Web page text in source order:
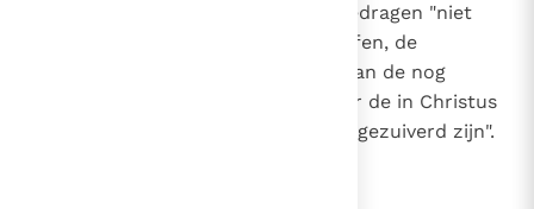
Heer en de apostelen, altijd opgedragen "niet
slechts voor de zonden, de straffen, de
voldoeningen en andere noden van de nog
levende gelovigen, maar ook voor de in Christus
overledenen, die nog niet geheel gezuiverd zijn".